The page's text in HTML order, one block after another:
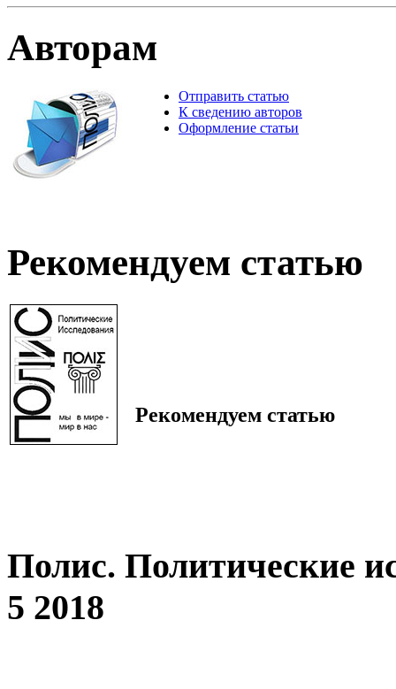
Авторам
Отправить статью
К сведению авторов
Оформление статьи
Рекомендуем статью
Рекомендуем статью
Полис. Политические
5 2018